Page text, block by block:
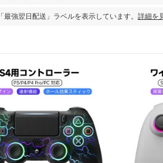
強翌日配送」ラベルを表示しています。 詳細を